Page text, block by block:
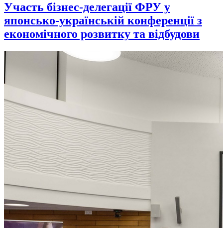
Участь бізнес-делегації ФРУ у
японсько-українській конференції з
економічного розвитку та відбудови